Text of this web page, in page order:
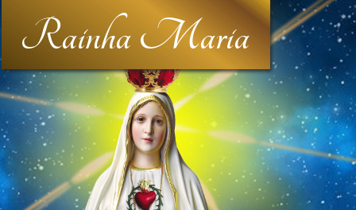
Rainha Maria